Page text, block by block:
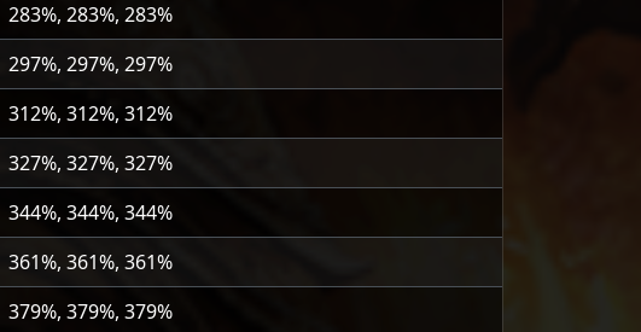
283%, 283%, 283%
297%, 297%, 297%
312%, 312%, 312%
327%, 327%, 327%
344%, 344%, 344%
361%, 361%, 361%
379%, 379%, 379%